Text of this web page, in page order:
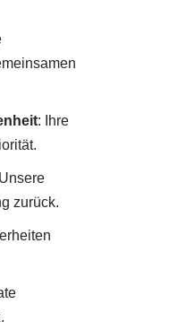
: Ihre
zurück.